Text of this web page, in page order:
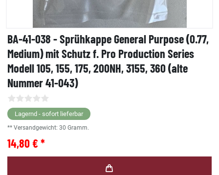
BA-41-038 - Sprühkappe General Purpose (0.77,
Medium) mit Schutz f. Pro Production Series
Modell 105, 155, 175, 200NH, 3155, 360 (alte
Nummer 41-043)
Lagernd - sofort lieferbar
** Versandgewicht: 30 Gramm.
14,80 € *